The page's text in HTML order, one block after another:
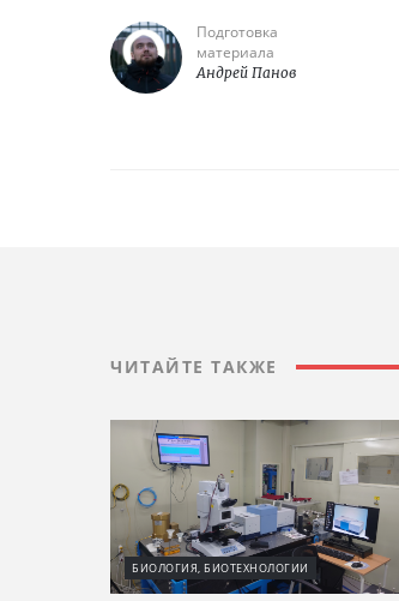
Подготовка
материала
Андрей Панов
ЧИТАЙТЕ ТАКЖЕ
БИОЛОГИЯ, БИОТЕХНОЛОГИИ